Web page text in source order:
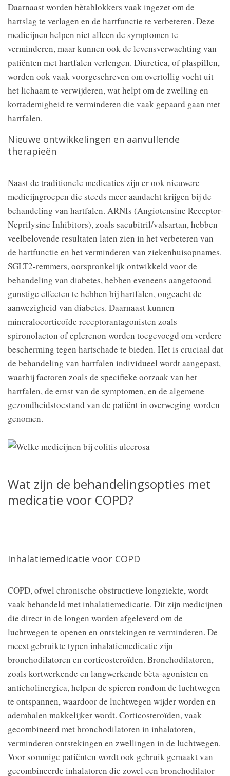
Daarnaast worden bètablokkers vaak ingezet om de
hartslag te verlagen en de hartfunctie te verbeteren. Deze
medicijnen helpen niet alleen de symptomen te
verminderen, maar kunnen ook de levensverwachting van
patiënten met hartfalen verlengen. Diuretica, of plaspillen,
worden ook vaak voorgeschreven om overtollig vocht uit
het lichaam te verwijderen, wat helpt om de zwelling en
kortademigheid te verminderen die vaak gepaard gaan met
hartfalen.
Nieuwe ontwikkelingen en aanvullende
therapieën
Naast de traditionele medicaties zijn er ook nieuwere
medicijngroepen die steeds meer aandacht krijgen bij de
behandeling van hartfalen. ARNIs (Angiotensine Receptor-
Neprilysine Inhibitors), zoals sacubitril/valsartan, hebben
veelbelovende resultaten laten zien in het verbeteren van
de hartfunctie en het verminderen van ziekenhuisopnames.
SGLT2-remmers, oorspronkelijk ontwikkeld voor de
behandeling van diabetes, hebben eveneens aangetoond
gunstige effecten te hebben bij hartfalen, ongeacht de
aanwezigheid van diabetes. Daarnaast kunnen
mineralocorticoïde receptorantagonisten zoals
spironolacton of eplerenon worden toegevoegd om verdere
bescherming tegen hartschade te bieden. Het is cruciaal dat
de behandeling van hartfalen individueel wordt aangepast,
waarbij factoren zoals de specifieke oorzaak van het
hartfalen, de ernst van de symptomen, en de algemene
gezondheidstoestand van de patiënt in overweging worden
genomen.
Wat zijn de behandelingsopties met
medicatie voor COPD?
Inhalatiemedicatie voor COPD
COPD, ofwel chronische obstructieve longziekte, wordt
vaak behandeld met inhalatiemedicatie. Dit zijn medicijnen
die direct in de longen worden afgeleverd om de
luchtwegen te openen en ontstekingen te verminderen. De
meest gebruikte typen inhalatiemedicatie zijn
bronchodilatoren en corticosteroïden. Bronchodilatoren,
zoals kortwerkende en langwerkende bèta-agonisten en
anticholinergica, helpen de spieren rondom de luchtwegen
te ontspannen, waardoor de luchtwegen wijder worden en
ademhalen makkelijker wordt. Corticosteroïden, vaak
gecombineerd met bronchodilatoren in inhalatoren,
verminderen ontstekingen en zwellingen in de luchtwegen.
Voor sommige patiënten wordt ook gebruik gemaakt van
gecombineerde inhalatoren die zowel een bronchodilator